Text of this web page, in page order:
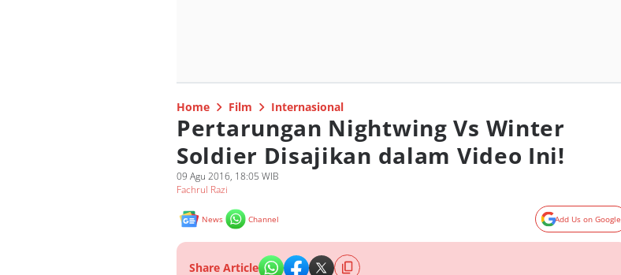
Home Film Internasional
Pertarungan Nightwing Vs Winter
Soldier Disajikan dalam Video Ini!
09 Agu 2016, 18:05 WIB
Fachrul Razi
News Channel Add Us on Google
Share Article